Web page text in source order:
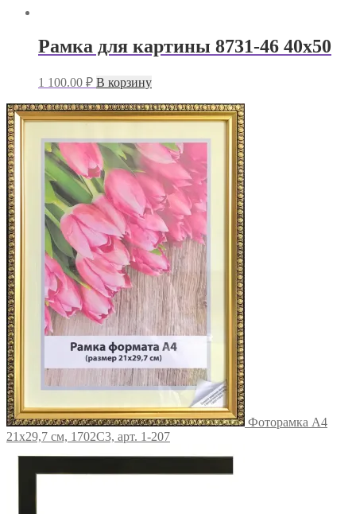
Рамка для картины 8731-46 40х50
1 100.00 ₽ В корзину
Фоторамка А4
21х29,7 см, 1702C3, арт. 1-207